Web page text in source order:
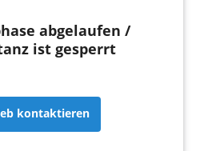
abgelaufen /
ist gesperrt
kontaktieren